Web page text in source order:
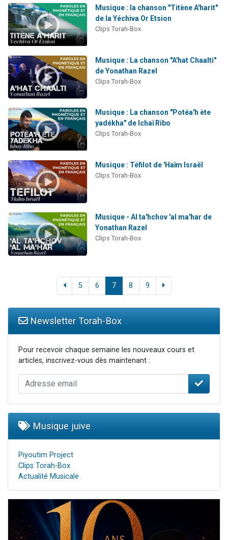
Musique : la chanson "Titène A'harit"
de la Yéchiva Or Etsion
Clips Torah-Box
Musique : La chanson "A'hat Chaalti"
de Yonathan Razel
Clips Torah-Box
Musique : La chanson "Potéa'h ète
yadékha" de Ichaï Ribo
Clips Torah-Box
Musique : Téfilot de 'Haïm Israël
Clips Torah-Box
Musique - Al ta'hchov 'al ma'har de
Yonathan Razel
Clips Torah-Box
5 6 7 8 9
Newsletter Torah-Box
Pour recevoir chaque semaine les nouveaux cours et
articles, inscrivez-vous dès maintenant :
Musique juive
Piyoutim Project
Clips Torah-Box
Actualité Musicale